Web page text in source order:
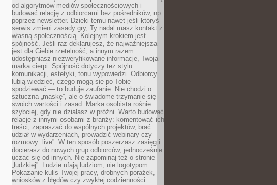
od algorytmów mediów społecznościowych i
budować relację z odbiorcami bez pośredników, np.
poprzez newsletter. Dzięki temu nawet jeśli któryś
serwis zmieni zasady gry, Ty nadal masz kontakt z
własną społecznością. Kolejnym krokiem jest
spójność. Jeśli raz deklarujesz, że najważniejsza
jest dla Ciebie rzetelność, a innym razem
udostępniasz niezweryfikowane informacje, Twoja
marka cierpi. Spójność dotyczy też stylu
komunikacji, estetyki, tonu wypowiedzi. Odbiorcy
lubią wiedzieć, czego mogą się po Tobie
spodziewać — to buduje zaufanie. Nie chodzi o
sztuczną „maskę”, ale o świadome trzymanie się
swoich wartości i zasad. Marka osobista rośnie
szybciej, gdy nie działasz w próżni. Warto budować
relacje z innymi osobami z branży: komentować ich
treści, zapraszać do wspólnych projektów, brać
udział w wydarzeniach, prowadzić webinary czy
rozmowy „live”. W ten sposób poszerzasz zasięg i
docierasz do nowych grup odbiorców, jednocześnie
ucząc się od innych. Nie zapominaj też o stronie
„ludzkiej”. Ludzie ufają ludziom, nie logotypom.
Pokazanie kulis Twojej pracy, drobnych porażek,
wniosków z błędów czy zwykłej codzienności